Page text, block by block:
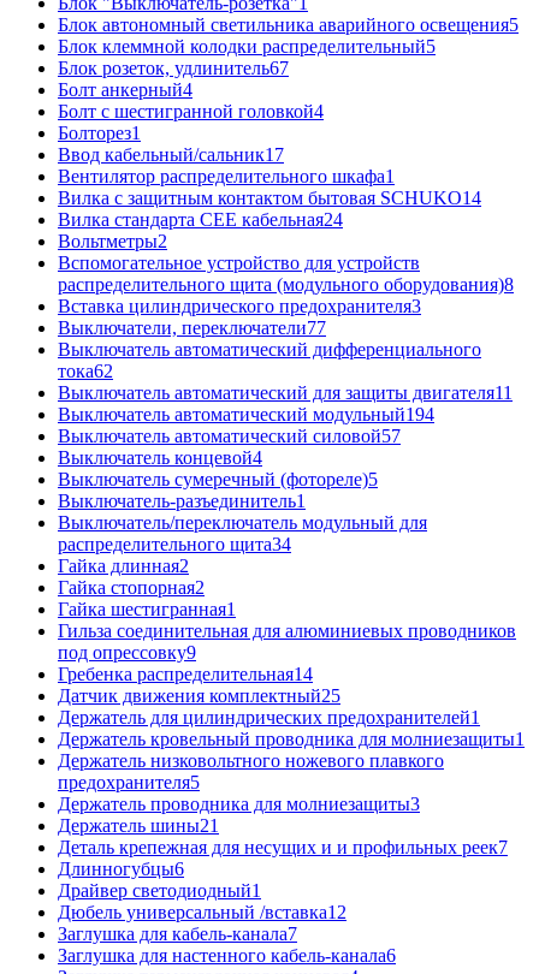
Блок автономный светильника аварийного освещения5
Блок клеммной колодки распределительный5
Блок розеток, удлинитель67
Болт анкерный4
Болт с шестигранной головкой4
Болторез1
Ввод кабельный/сальник17
Вентилятор распределительного шкафа1
Вилка с защитным контактом бытовая SCHUKO14
Вилка стандарта CEE кабельная24
Вольтметры2
Вспомогательное устройство для устройств
распределительного щита (модульного оборудования)8
Вставка цилиндрического предохранителя3
Выключатели, переключатели77
Выключатель автоматический дифференциального
тока62
Выключатель автоматический для защиты двигателя11
Выключатель автоматический модульный194
Выключатель автоматический силовой57
Выключатель концевой4
Выключатель сумеречный (фотореле)5
Выключатель-разъединитель1
Выключатель/переключатель модульный для
распределительного щита34
Гайка длинная2
Гайка стопорная2
Гайка шестигранная1
Гильза соединительная для алюминиевых проводников
под опрессовку9
Гребенка распределительная14
Датчик движения комплектный25
Держатель для цилиндрических предохранителей1
Держатель кровельный проводника для молниезащиты1
Держатель низковольтного ножевого плавкого
предохранителя5
Держатель проводника для молниезащиты3
Держатель шины21
Деталь крепежная для несущих и и профильных реек7
Длинногубцы6
Драйвер светодиодный1
Дюбель универсальный /вставка12
Заглушка для кабель-канала7
Заглушка для настенного кабель-канала6